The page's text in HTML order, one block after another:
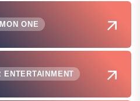
ONE
ENTERTAINMENT